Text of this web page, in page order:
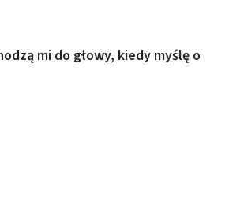
mi do głowy, kiedy myślę o